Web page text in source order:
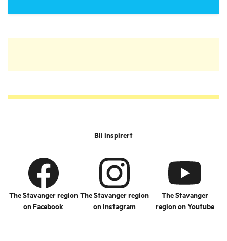
Bli inspirert
The Stavanger region
on Facebook
The Stavanger region
on Instagram
The Stavanger
region on Youtube